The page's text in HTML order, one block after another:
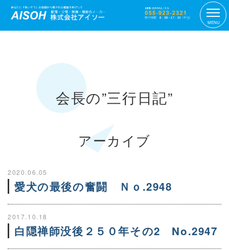
MENU
会長の”三行日記”
アーカイブ
2020.06.05
愛犬の最後の奮闘 Ｎｏ.2948
2017.10.18
白隠禅師没後２５０年その2 No.2947